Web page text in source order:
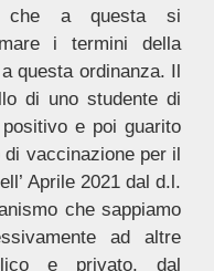
che a questa si
i termini della
questa ordinanza. Il
di uno studente di
e poi guarito
di vaccinazione per il
Aprile 2021 dal d.l.
che sappiamo
ad altre
e privato, dal